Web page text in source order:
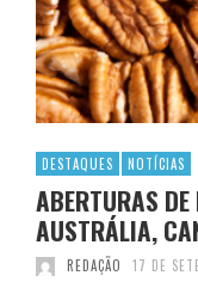
DESTAQUES NOTÍCIAS
ABERTURAS
AUSTRÁLIA,
REDAÇÃO 17 DE